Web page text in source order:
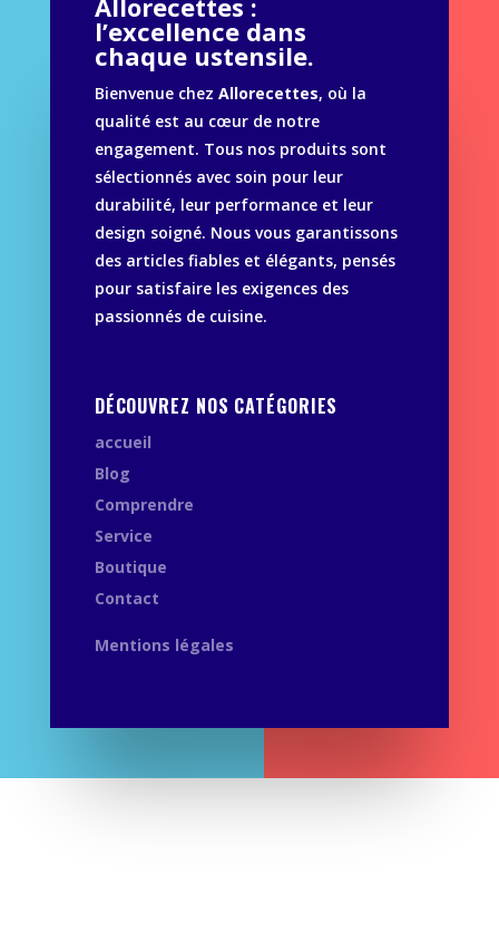
l’excellence dans
chaque ustensile.
Bienvenue chez Allorecettes, où la
qualité est au cœur de notre
engagement. Tous nos produits sont
sélectionnés avec soin pour leur
durabilité, leur performance et leur
design soigné. Nous vous garantissons
des articles fiables et élégants, pensés
pour satisfaire les exigences des
passionnés de cuisine.
DÉCOUVREZ NOS CATÉGORIES
accueil
Blog
Comprendre
Service
Boutique
Contact
Mentions légales